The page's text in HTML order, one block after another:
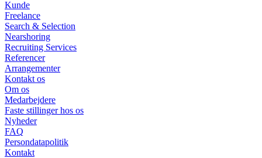
Kunde
Freelance
Search & Selection
Nearshoring
Recruiting Services
Referencer
Arrangementer
Kontakt os
Om os
Medarbejdere
Faste stillinger hos os
Nyheder
FAQ
Persondatapolitik
Kontakt